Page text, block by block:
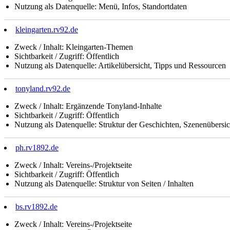
Nutzung als Datenquelle: Menü, Infos, Standortdaten
kleingarten.rv92.de
Zweck / Inhalt: Kleingarten-Themen
Sichtbarkeit / Zugriff: Öffentlich
Nutzung als Datenquelle: Artikelübersicht, Tipps und Ressourcen
tonyland.rv92.de
Zweck / Inhalt: Ergänzende Tonyland-Inhalte
Sichtbarkeit / Zugriff: Öffentlich
Nutzung als Datenquelle: Struktur der Geschichten,
ph.rv1892.de
Zweck / Inhalt: Vereins-/Projektseite
Sichtbarkeit / Zugriff: Öffentlich
Nutzung als Datenquelle: Struktur von Seiten / Inhalten
bs.rv1892.de
Zweck / Inhalt: Vereins-/Projektseite